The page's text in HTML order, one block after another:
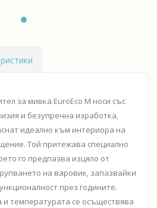
за мивка EuroEco M носи със
и безупречна изработка,
идеално към интериора на
Той притежава специално
го предпазва изцяло от
на варовик, запазвайки
през годините.
и температурата се осъществява